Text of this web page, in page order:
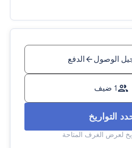
الوصول الدفع
1 ضيف
التواريخ
لعرض الغرف المتاحة